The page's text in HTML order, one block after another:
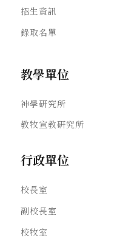
招生資訊
錄取名單
教學單位
神學研究所
教牧宣教研究所
行政單位
校長室
副校長室
校牧室